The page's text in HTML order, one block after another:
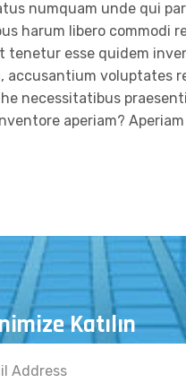
numquam unde qui
harum libero commodi
tenetur esse quidem
accusantium voluptates
necessitatibus
aperiam?
Katılın